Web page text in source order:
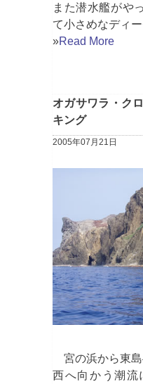
また潜水艦がや
て小さめなディー
»Read More
オガサワラ・ク
キング
2005年07月21日
宮の浜から東島
西へ向かう潮流